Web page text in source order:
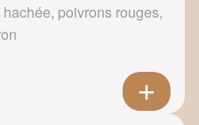
poivrons rouges,